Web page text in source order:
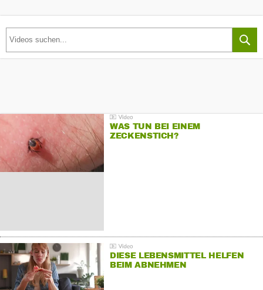
WAS TUN BEI EINEM
ZECKENSTICH?
DIESE LEBENSMITTEL HELFEN
BEIM ABNEHMEN